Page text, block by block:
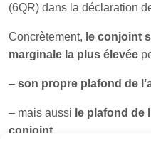
(6QR) dans la déclaration
Concrètement, le conjoint
marginale la plus élevée
– son propre plafond de
– mais aussi le plafond de
conjoint